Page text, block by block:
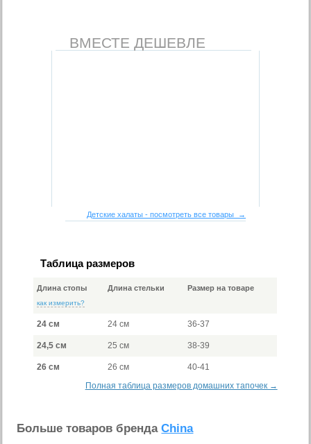
ВМЕСТЕ ДЕШЕВЛЕ
Детские халаты - посмотреть все товары →
Таблица размеров
Длина стопы
как измерить?
Длина стельки Размер на товаре
24 см 24 см 36-37
24,5 см 25 см 38-39
26 см 26 см
40-41
Полная таблица размеров домашних тапочек →
Больше товаров брендаChina